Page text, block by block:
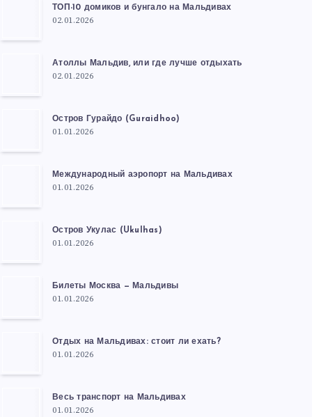
ТОП-10 домиков и бунгало на Мальдивах
02.01.2026
Атоллы Мальдив, или где лучше отдыхать
02.01.2026
Остров Гурайдо (Guraidhoo)
01.01.2026
Международный аэропорт на Мальдивах
01.01.2026
Остров Укулас (Ukulhas)
01.01.2026
Билеты Москва — Мальдивы
01.01.2026
Отдых на Мальдивах: стоит ли ехать?
01.01.2026
Весь транспорт на Мальдивах
01.01.2026